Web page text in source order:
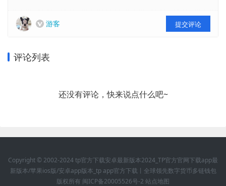
游客 提交评论
评论列表
还没有评论，快来说点什么吧~
Copyright © 2002-2024 tp官方下载安卓最新版本2024_TP官方官网下载app最
新版本/苹果ios版/安卓app版本_tp app官方下载丨全球领先数字货币多链钱包
版权所有 闽ICP备20005526号-2 站点地图